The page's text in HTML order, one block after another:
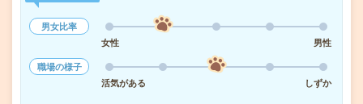
男女比率
女性
男性
職場の様子
活気がある
しずか